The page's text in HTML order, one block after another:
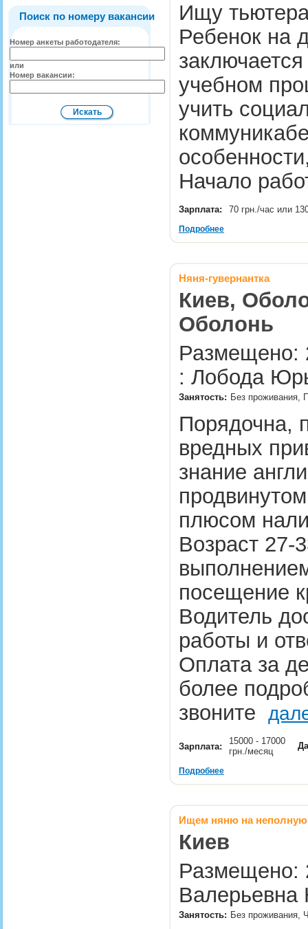
Поиск по номеру вакансии
Номер анкеты работодателя:
или
Номер вакансии:
Ищу
Ребенок на
учебном
учить
Начало
Зарплата: 70 грн./час или
Подробнее
Няня-гувернантка
Киев,
Оболонь
Размещено:
: Лобода
Занятость: Без проживания,
Порядочна,
вредных
знание
плюсом
Возраст 27-
посещение
Водитель
работы и
Оплата за
более
звоните
Зарплата:
15000 - 17000
грн./месяц
Подробнее
Ищем няню на неполную
Киев
Размещено:
Валерьевна
Занятость: Без проживания,